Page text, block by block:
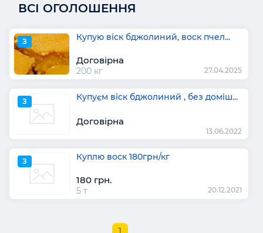
ВСІ ОГОЛОШЕННЯ
З Купую віск бджолиний, воск пчел...
Договірна
200 кг 27.04.2025
З Купуєм віск бджолиний , без доміш...
Договірна
13.06.2022
З Куплю воск 180грн/кг
180 грн.
5 т 20.12.2021